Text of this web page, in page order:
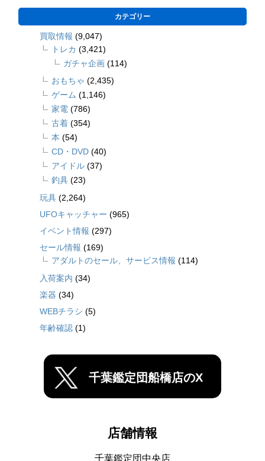
カテゴリー
買取情報 (9,047)
トレカ (3,421)
ガチャ企画 (114)
おもちゃ (2,435)
ゲーム (1,146)
家電 (786)
古着 (354)
本 (54)
CD・DVD (40)
アイドル (37)
釣具 (23)
玩具 (2,264)
UFOキャッチャー (965)
イベント情報 (297)
セール情報 (169)
アダルトのセール、サービス情報 (114)
入荷案内 (34)
楽器 (34)
WEBチラシ (5)
年齢確認 (1)
千葉鑑定団船橋店のX
店舗情報
千葉鑑定団中央店